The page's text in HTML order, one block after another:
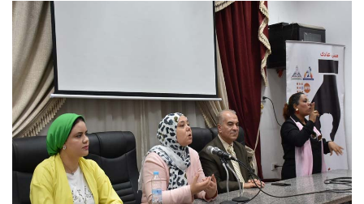
الأنظمة الذكية
الإعلام
تواصل معنا
الطلاب
هيئة التدريس